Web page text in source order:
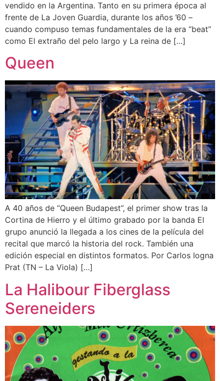
vendido en la Argentina. Tanto en su primera época al
frente de La Joven Guardia, durante los años ’60 –
cuando compuso temas fundamentales de la era “beat”
como El extraño del pelo largo y La reina de […]
Queen
A 40 años de “Queen Budapest”, el primer show tras la
Cortina de Hierro y el último grabado por la banda El
grupo anunció la llegada a los cines de la película del
recital que marcó la historia del rock. También una
edición especial en distintos formatos. Por Carlos Iogna
Prat (TN – La Viola) […]
La Halibour Fiberglass
Sereneiders